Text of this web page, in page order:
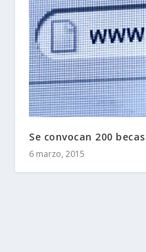
Se convocan 200
6 marzo, 2015